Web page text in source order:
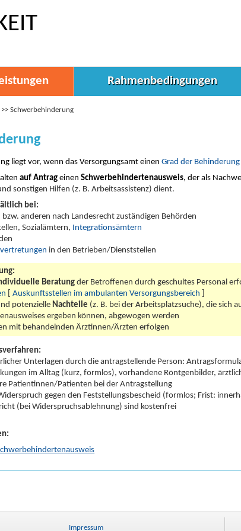
Rahmenbedingungen
>> Schwerbehinderung
liegt vor, wenn das Versorgungsamt einenGrad der Behinderung
auf Antrag einenSchwerbehindertenausweis, der als
sonstigen Hilfen (z. B. Arbeitsassistenz) dient.
bei:
bzw. anderen nach Landesrecht zuständigen Behörden
Sozialämtern, Integrationsämtern
in den Betrieben/Dienststellen
Beratungder Betroffenen durch geschultes Personal
[Auskunftsstellen im ambulanten Versorgungsbereich
potenzielle Nachteile (z. B. bei der Arbeitsplatzsuche), die sich
ergeben können, abgewogen werden
mit behandelnden Ärztinnen/Ärzten erfolgen
Unterlagen durch die antragstellende Person:
im Alltag (kurz, formlos), vorhandene Röntgenbilder,
Patientinnen/Patienten bei der Antragstellung
gegen den Feststellungsbescheid (formlos; Frist:
(bei Widerspruchsablehnung) sind kostenfrei
Impressum